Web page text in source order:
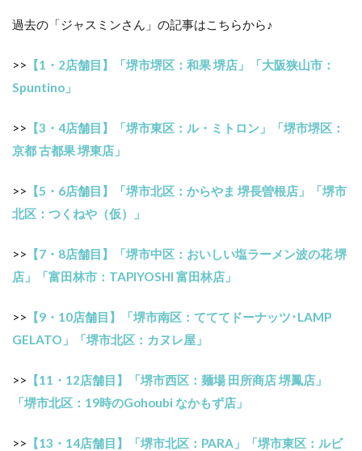
過去の「ジャスミンさん」の記事はこちらから♪
>> 【1・2店舗目】「堺市堺区：和果 堺店」「大阪狭山市：
Spuntino」
>> 【3・4店舗目】「堺市東区：ル・ミトロン」「堺市堺区：
京都 古都果 堺東店」
>> 【5・6店舗目】「堺市北区：からやま 堺長曽根店」「堺市
北区：つくねや（仮）」
>> 【7・8店舗目】「堺市中区：おいしい塩ラーメン波の花 堺
店」「富田林市：TAPIYOSHI 富田林店」
>> 【9・10店舗目】「堺市南区：てててドーナッツ･LAMP
GELATO」「堺市北区：カヌレ屋」
>> 【11・12店舗目】「堺市西区：麺場 田所商店 堺鳳店」
「堺市北区：19時のGohoubi なかもず店」
>> 【13・14店舗目】「堺市北区：PARA」「堺市東区：ルビ